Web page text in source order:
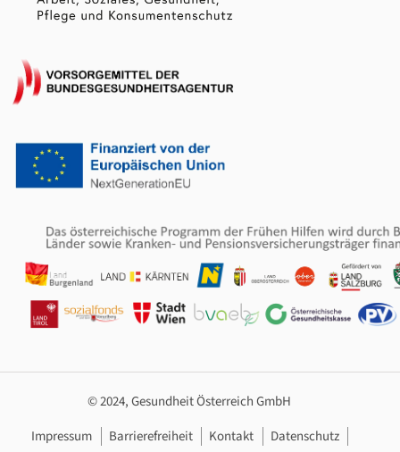
© 2024, Gesundheit Österreich GmbH
Footer Navigation
Impressum Barrierefreiheit Kontakt Datenschutz